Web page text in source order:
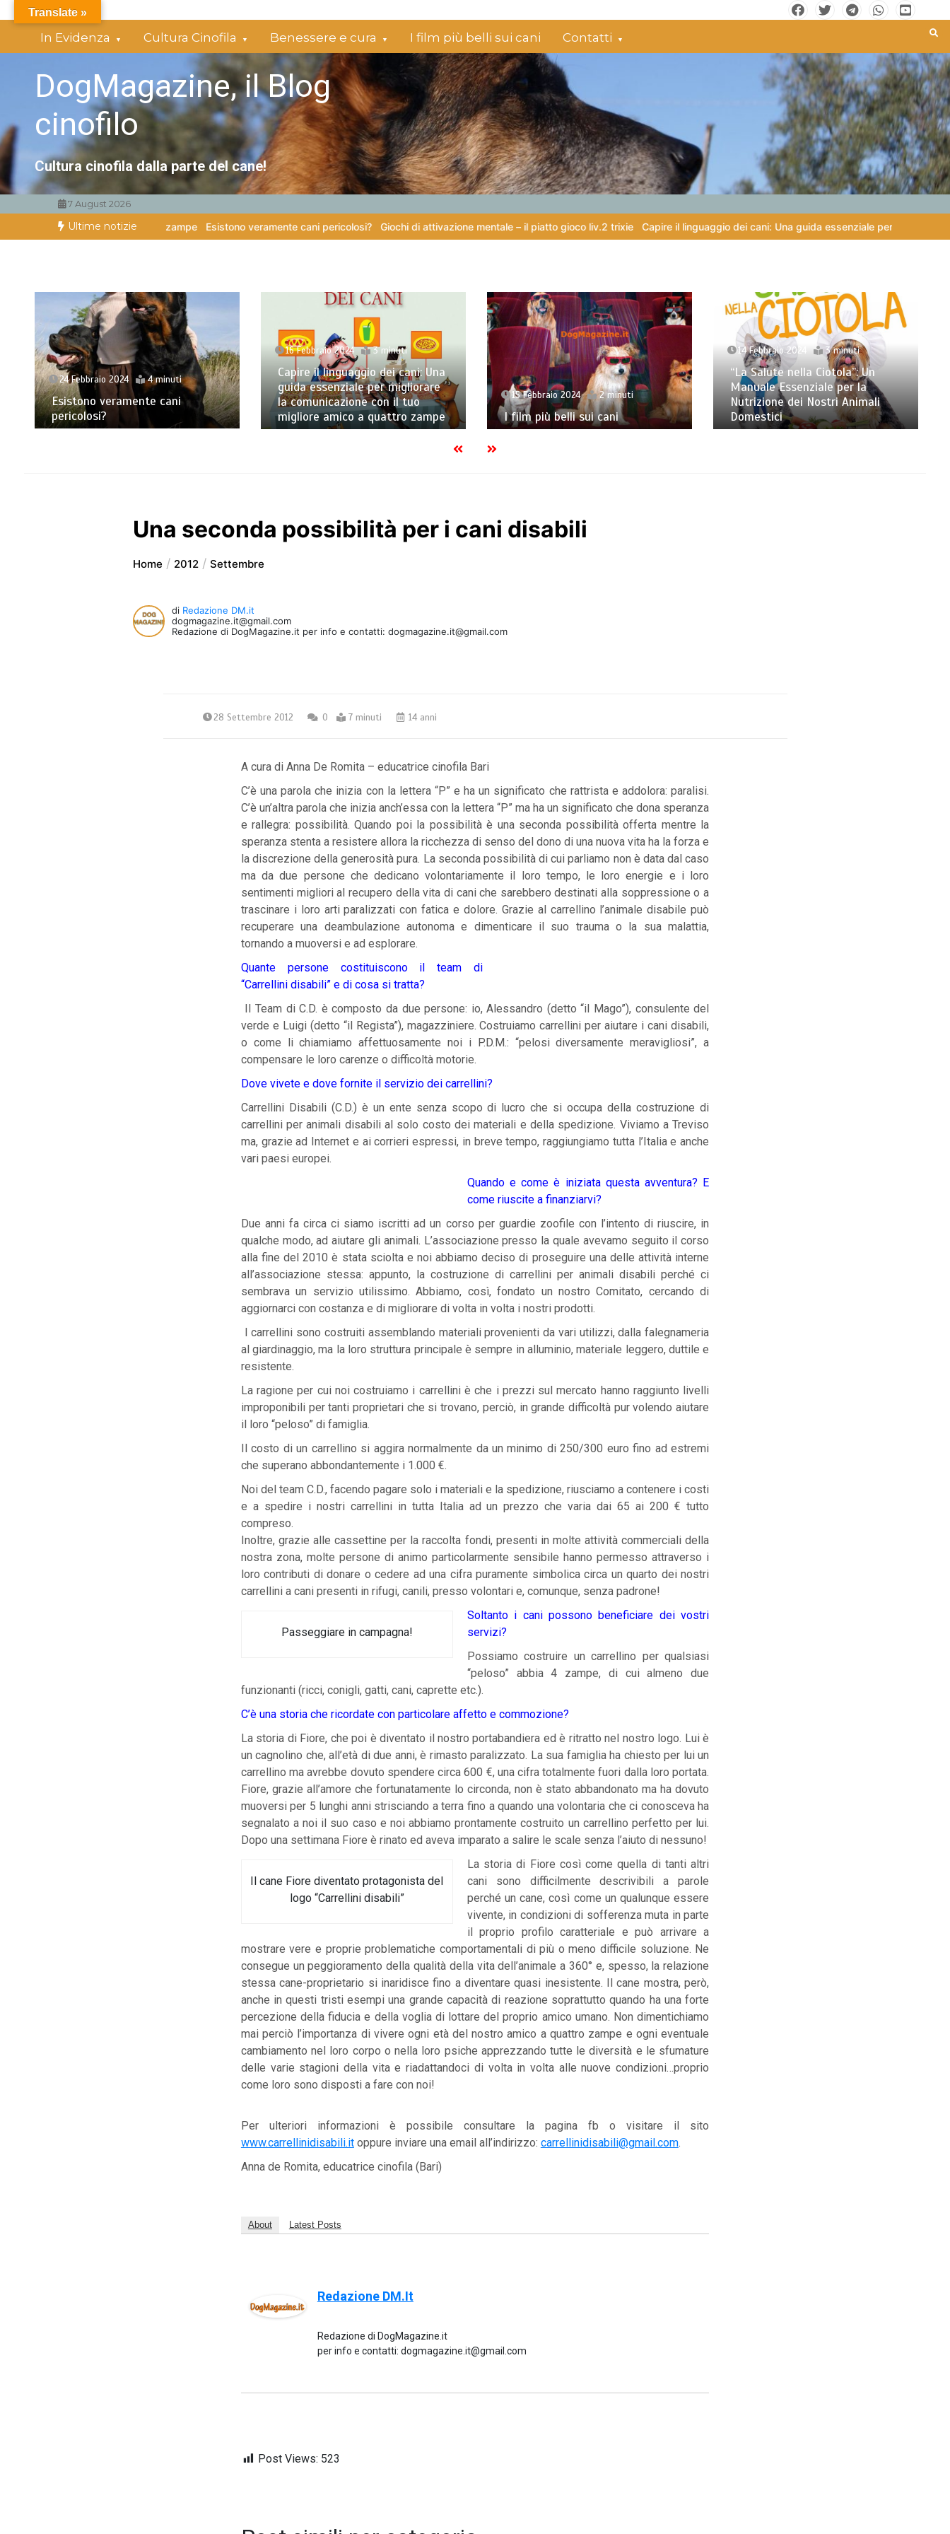
contenutoIn Evidenza Cultura Cinofila Benessere e cura I film più belli sui cani Contatti
DogMagazine, il Blog
cinofilo
Cultura cinofila dalla parte del cane!
7 August 2026
Ultime notizie
a quattro zampe Esistono veramente cani pericolosi? Giochi di attivazione mentale – il piatto gioco liv.2 trixie Capire il linguaggio dei cani: Una guida essenziale per migliorare la comunicazione
16 Febbraio 2024 3 minuti
Capire il linguaggio dei cani: Una
guida essenziale per migliorare
la comunicazione con il tuo
migliore amico a quattro zampe
15 Febbraio 2024 2 minuti
I film più belli sui cani
14 Febbraio 2024 3 minuti
“La Salute nella Ciotola”: Un
Manuale Essenziale per la
Nutrizione dei Nostri Animali
Domestici
3 Agosto 2026 7 minuti
Dal Lupo al Cane: Storia e
Scienza della Coevoluzione
(14.000 Anni)
Una seconda possibilità per i cani disabili
Home 2012 Settembre
di Redazione DM.it
dogmagazine.it@gmail.com
Redazione di DogMagazine.it per info e contatti: dogmagazine.it@gmail.com
28 Settembre 2012 0 7 minuti 14 anni
A cura di Anna De Romita – educatrice cinofila Bari
C’è una parola che inizia con la lettera “P” e ha un significato che rattrista e addolora: paralisi.
C’è un’altra parola che inizia anch’essa con la lettera “P” ma ha un significato che dona speranza
e rallegra: possibilità. Quando poi la possibilità è una seconda possibilità offerta mentre la
speranza stenta a resistere allora la ricchezza di senso del dono di una nuova vita ha la forza e
la discrezione della generosità pura. La seconda possibilità di cui parliamo non è data dal caso
ma da due persone che dedicano volontariamente il loro tempo, le loro energie e i loro
sentimenti migliori al recupero della vita di cani che sarebbero destinati alla soppressione o a
trascinare i loro arti paralizzati con fatica e dolore. Grazie al carrellino l’animale disabile può
recuperare una deambulazione autonoma e dimenticare il suo trauma o la sua malattia,
tornando a muoversi e ad esplorare.
Quante persone costituiscono il team di
“Carrellini disabili” e di cosa si tratta?
Il Team di C.D. è composto da due persone: io, Alessandro (detto “il Mago”), consulente del
verde e Luigi (detto “il Regista”), magazziniere. Costruiamo carrellini per aiutare i cani disabili,
o come li chiamiamo affettuosamente noi i P.D.M.: “pelosi diversamente meravigliosi”, a
compensare le loro carenze o difficoltà motorie.
Dove vivete e dove fornite il servizio dei carrellini?
Carrellini Disabili (C.D.) è un ente senza scopo di lucro che si occupa della costruzione di
carrellini per animali disabili al solo costo dei materiali e della spedizione. Viviamo a Treviso
ma, grazie ad Internet e ai corrieri espressi, in breve tempo, raggiungiamo tutta l’Italia e anche
vari paesi europei.
Quando e come è iniziata questa avventura? E
come riuscite a finanziarvi?
Due anni fa circa ci siamo iscritti ad un corso per guardie zoofile con l’intento di riuscire, in
qualche modo, ad aiutare gli animali. L’associazione presso la quale avevamo seguito il corso
alla fine del 2010 è stata sciolta e noi abbiamo deciso di proseguire una delle attività interne
all’associazione stessa: appunto, la costruzione di carrellini per animali disabili perché ci
sembrava un servizio utilissimo. Abbiamo, così, fondato un nostro Comitato, cercando di
aggiornarci con costanza e di migliorare di volta in volta i nostri prodotti.
I carrellini sono costruiti assemblando materiali provenienti da vari utilizzi, dalla falegnameria
al giardinaggio, ma la loro struttura principale è sempre in alluminio, materiale leggero, duttile e
resistente.
La ragione per cui noi costruiamo i carrellini è che i prezzi sul mercato hanno raggiunto livelli
improponibili per tanti proprietari che si trovano, perciò, in grande difficoltà pur volendo aiutare
il loro “peloso” di famiglia.
Il costo di un carrellino si aggira normalmente da un minimo di 250/300 euro fino ad estremi
che superano abbondantemente i 1.000 €.
Noi del team C.D., facendo pagare solo i materiali e la spedizione, riusciamo a contenere i costi
e a spedire i nostri carrellini in tutta Italia ad un prezzo che varia dai 65 ai 200 € tutto
compreso.
Inoltre, grazie alle cassettine per la raccolta fondi, presenti in molte attività commerciali della
nostra zona, molte persone di animo particolarmente sensibile hanno permesso attraverso i
loro contributi di donare o cedere ad una cifra puramente simbolica circa un quarto dei nostri
carrellini a cani presenti in rifugi, canili, presso volontari e, comunque, senza padrone!
Passeggiare in campagna!
Soltanto i cani possono beneficiare dei vostri
servizi?
Possiamo costruire un carrellino per qualsiasi
“peloso” abbia 4 zampe, di cui almeno due
funzionanti (ricci, conigli, gatti, cani, caprette etc.).
C’è una storia che ricordate con particolare affetto e commozione?
La storia di Fiore, che poi è diventato il nostro portabandiera ed è ritratto nel nostro logo. Lui è
un cagnolino che, all’età di due anni, è rimasto paralizzato. La sua famiglia ha chiesto per lui un
carrellino ma avrebbe dovuto spendere circa 600 €, una cifra totalmente fuori dalla loro portata.
Fiore, grazie all’amore che fortunatamente lo circonda, non è stato abbandonato ma ha dovuto
muoversi per 5 lunghi anni strisciando a terra fino a quando una volontaria che ci conosceva ha
segnalato a noi il suo caso e noi abbiamo prontamente costruito un carrellino perfetto per lui.
Dopo una settimana Fiore è rinato ed aveva imparato a salire le scale senza l’aiuto di nessuno!
Il cane Fiore diventato protagonista del
logo “Carrellini disabili”
La storia di Fiore così come quella di tanti altri
cani sono difficilmente descrivibili a parole
perché un cane, così come un qualunque essere
vivente, in condizioni di sofferenza muta in parte
il proprio profilo caratteriale e può arrivare a
mostrare vere e proprie problematiche comportamentali di più o meno difficile soluzione. Ne
consegue un peggioramento della qualità della vita dell’animale a 360° e, spesso, la relazione
stessa cane-proprietario si inaridisce fino a diventare quasi inesistente. Il cane mostra, però,
anche in questi tristi esempi una grande capacità di reazione soprattutto quando ha una forte
percezione della fiducia e della voglia di lottare del proprio amico umano. Non dimentichiamo
mai perciò l’importanza di vivere ogni età del nostro amico a quattro zampe e ogni eventuale
cambiamento nel loro corpo o nella loro psiche apprezzando tutte le diversità e le sfumature
delle varie stagioni della vita e riadattandoci di volta in volta alle nuove condizioni…proprio
come loro sono disposti a fare con noi!
Per ulteriori informazioni è possibile consultare la pagina fb o visitare il sito
www.carrellinidisabili.itoppure inviare una email all’indirizzo: carrellinidisabili@gmail.com.
Anna de Romita, educatrice cinofila (Bari)
About Latest Posts
Redazione DM.it
Redazione di DogMagazine.it
per info e contatti: dogmagazine.it@gmail.com
Post Views: 523
Translate »